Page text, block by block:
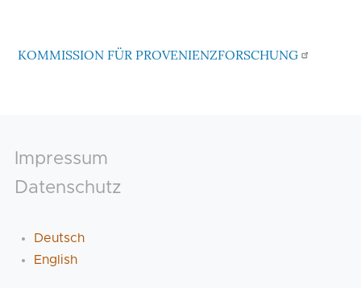
KOMMISSION FÜR PROVENIENZFORSCHUNG
Footer
Impressum
Datenschutz
Deutsch
English